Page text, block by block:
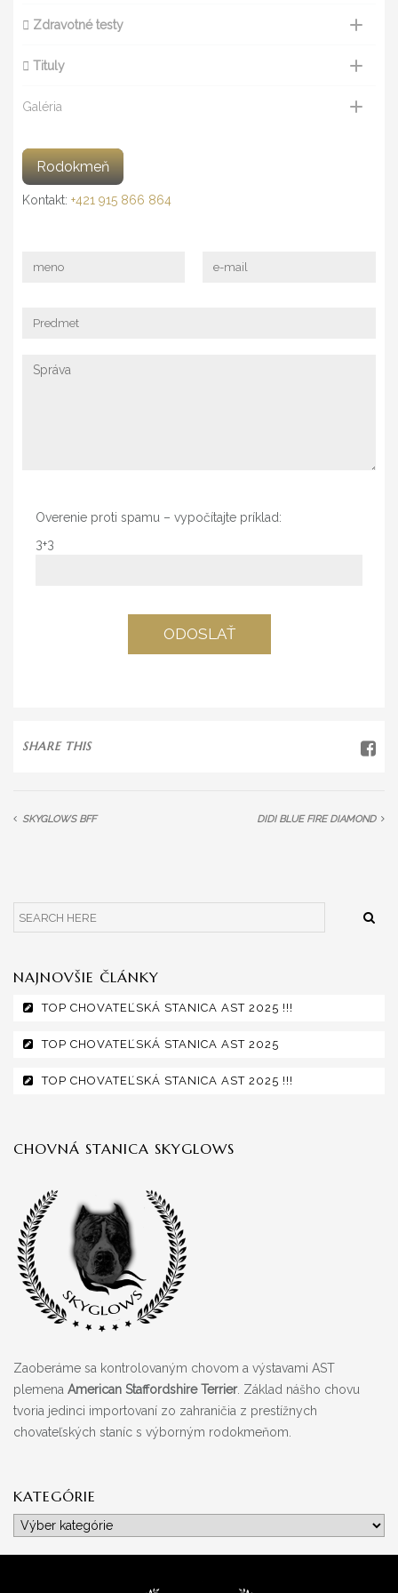
IN MEMORY
O PLEMENE
KONTAKT
Zdravotné testy
Tituly
Galéria
Rodokmeň
Kontakt: +421 915 866 864
Overenie proti spamu – vypočítajte príklad:
3+3
SHARE THIS
SKYGLOWS BFF DIDI BLUE FIRE DIAMOND
NAJNOVŠIE ČLÁNKY
TOP CHOVATEĽSKÁ STANICA AST 2025 !!!
TOP CHOVATEĽSKÁ STANICA AST 2025
TOP CHOVATEĽSKÁ STANICA AST 2025 !!!
CHOVNÁ STANICA SKYGLOWS
Zaoberáme sa kontrolovaným chovom a výstavami AST
plemena American Staffordshire Terrier. Základ nášho chovu
tvoria jedinci importovaní zo zahraničia z prestížnych
chovateľských staníc s výborným rodokmeňom.
KATEGÓRIE
Kategórie